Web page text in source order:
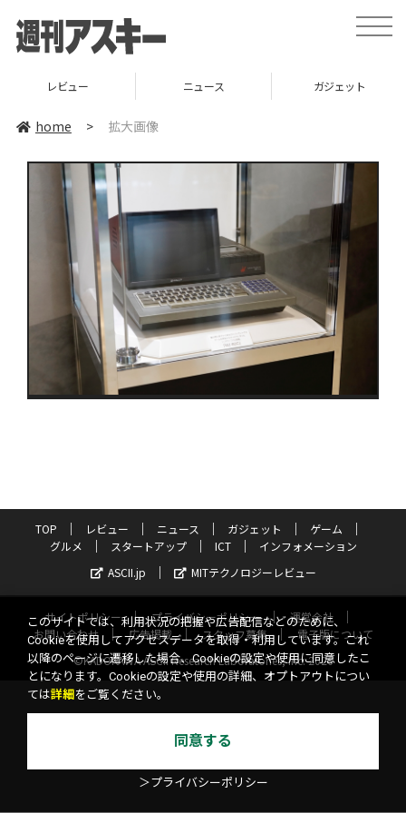
toggle
レビュー ニュース ガジェット
home > 拡大画像
TOP レビュー ニュース ガジェット
ゲーム
グルメ
スタートアップ ICT
インフォメーション
ASCII.jp
MITテクノロジーレビュー
サイトポリシー プライバシーポリシー
運営会社
お問い合わせ
広告掲載 スタッフ募集
電子版について
©KADOKAWA ASCII Research Laboratories, Inc. 2026
このサイトでは、利用状況の把握や広告配信などのために、
Cookieを使用してアクセスデータを取得・利用しています。これ
以降のページに遷移した場合、Cookieの設定や使用に同意したこ
とになります。Cookieの設定や使用の詳細、オプトアウトについ
ては詳細 をご覧ください。
同意する
＞プライバシーポリシー